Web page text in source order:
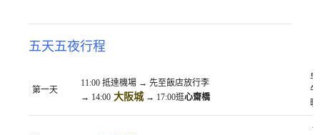
五天五夜行程
第一天
11:00 抵達機場 → 先至飯店放行李
→ 14:00 大阪城 → 17:00逛心齋橋